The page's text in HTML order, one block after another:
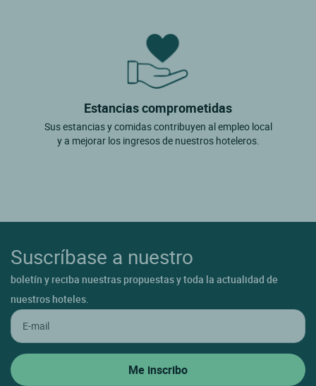
Estancias comprometidas
Sus estancias y comidas contribuyen al empleo local
y a mejorar los ingresos de nuestros hoteleros.
Suscríbase a nuestro
boletín y reciba nuestras propuestas y toda la actualidad de
nuestros hoteles.